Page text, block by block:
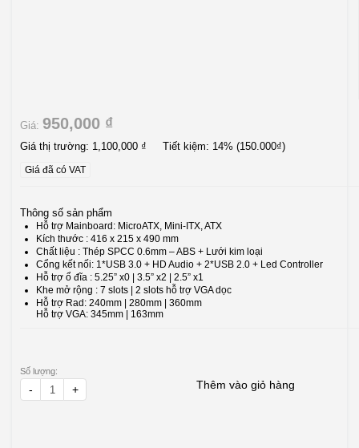
Giá: 950,000 ₫
Giá thị trường: 1,100,000 ₫ Tiết kiệm: 14% (150.000₫)
Giá đã có VAT
Thông số sản phẩm
Hỗ trợ Mainboard: MicroATX, Mini-ITX, ATX
Kích thước : 416 x 215 x 490 mm
Chất liệu : Thép SPCC 0.6mm – ABS + Lưới kim loại
Cổng kết nối: 1*USB 3.0 + HD Audio + 2*USB 2.0 + Led Controller
Hỗ trợ ổ đĩa : 5.25” x0 | 3.5” x2 | 2.5” x1
Khe mở rộng : 7 slots | 2 slots hỗ trợ VGA dọc
Hỗ trợ Rad: 240mm | 280mm | 360mm
Hỗ trợ VGA: 345mm | 163mm
Số lượng:
- + Thêm vào giỏ hàng